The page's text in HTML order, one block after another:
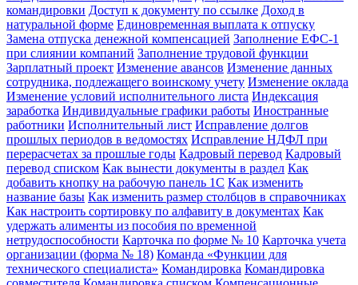
командировки Доступ к документу по ссылке Доход в
натуральной форме Единовременная выплата к отпуску
Замена отпуска денежной компенсацией Заполнение ЕФС-1
при слиянии компаний Заполнение трудовой функции
Зарплатный проект Изменение авансов Изменение данных
сотрудника, подлежащего воинскому учету Изменение оклада
Изменение условий исполнительного листа Индексация
заработка Индивидуальные графики работы Иностранные
работники Исполнительный лист Исправление долгов
прошлых периодов в ведомостях Исправление НДФЛ при
перерасчетах за прошлые годы Кадровый перевод Кадровый
перевод списком Как вынести документы в раздел Как
добавить кнопку на рабочую панель 1С Как изменить
название базы Как изменить размер столбцов в справочниках
Как настроить сортировку по алфавиту в документах Как
удержать алименты из пособия по временной
нетрудоспособности Карточка по форме № 10 Карточка учета
организации (форма № 18) Команда «Функции для
технического специалиста» Командировка Командировка